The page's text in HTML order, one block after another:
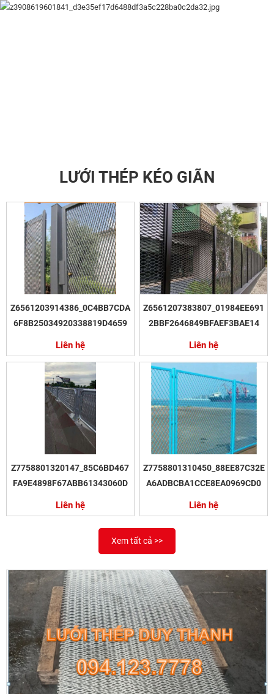
LƯỚI THÉP KÉO GIÃN
Z6561203914386_0C4BB7CDA
6F8B25034920338819D4659
Liên hệ
Z6561207383807_01984EE691
2BBF2646849BFAEF3BAE14
Liên hệ
Z7758801320147_85C6BD467
FA9E4898F67ABB61343060D
Liên hệ
Z7758801310450_88EE87C32E
A6ADBCBA1CCE8EA0969CD0
Liên hệ
Xem tất cả >>